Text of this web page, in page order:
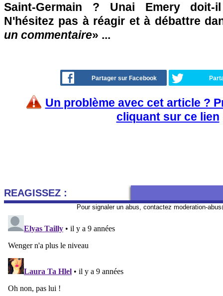
Saint-Germain ? Unai Emery
N'hésitez pas à réagir et à débattre
un commentaire» ...
Partager sur Facebook
Un problème avec cet article ?
cliquant sur ce lien
REAGISSEZ :
Pour signaler un abus, contactez moderation-